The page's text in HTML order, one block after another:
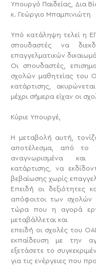
Υπουργό Παιδείας, Δια
κ. Γεώργιο Μπαμπινιώτη
Υπό κατάληψη τελεί η
σπουδαστές να
επαγγελματικών
Οι σπουδαστές,
σχολών μαθητείας του
κατάρτισης,
μέχρι σήμερα είχαν οι
Κύριε Υπουργέ,
Η μεταβολή αυτή,
αποτέλεσμα, από το
αναγνωρισμένα και
κατάρτισης, να
βεβαίωσης χωρίς
Επειδή οι δεξιότητες
απόφοιτοι των σχολών
τώρα που η αγορά
μεταβάλλεται και
επειδή οι σχολές του
εκπαίδευση με την
εξετάσετε το
για τις ενέργειες που